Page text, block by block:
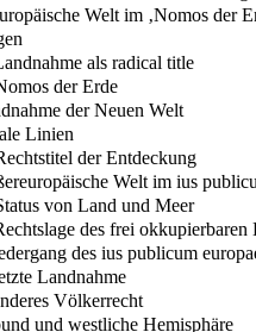
Welt im ‚Nomos der
als radical title
der Erde
der Neuen Welt
Linien
der Entdeckung
Welt im ius
von Land und Meer
des frei okkupierbaren
des ius publicum
Landnahme
Völkerrecht
und westliche Hemisphäre